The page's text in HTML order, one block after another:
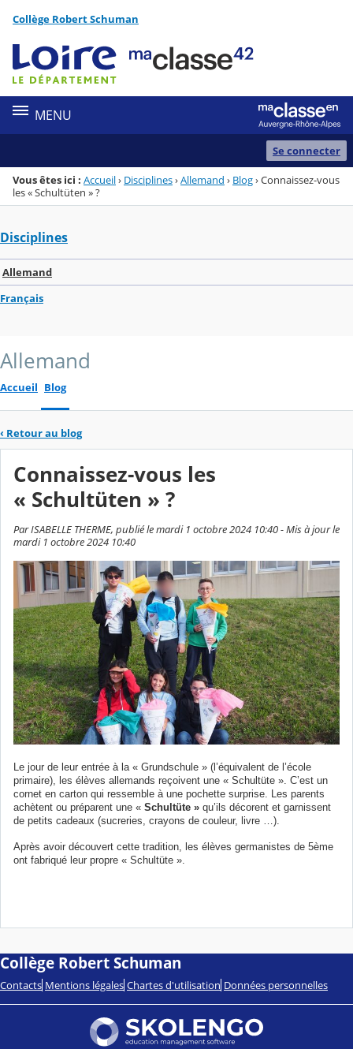
Menu de la rubrique
Contenu
Collège Robert Schuman
MENU
Se connecter
Vous êtes ici : Accueil› Disciplines›Allemand › Blog›Connaissez-vous
les « Schultüten » ?
Disciplines
Allemand
Français
Allemand
Accueil Blog
‹ Retour au blog
Connaissez-vous les
« Schultüten » ?
Par ISABELLE THERME, publié le mardi 1 octobre 2024 10:40 - Mis à jour le
mardi 1 octobre 2024 10:40
Le jour de leur entrée à la « Grundschule » (l’équivalent de l’école
primaire), les élèves allemands reçoivent une « Schultüte ». C’est un
cornet en carton qui ressemble à une pochette surprise. Les parents
achètent ou préparent une « Schultüte » qu’ils décorent et garnissent
de petits cadeaux (sucreries, crayons de couleur, livre …).
Après avoir découvert cette tradition, les élèves germanistes de 5ème
ont fabriqué leur propre « Schultüte ».
Collège Robert Schuman
Contacts Mentions légales Chartes d'utilisation Données personnelles